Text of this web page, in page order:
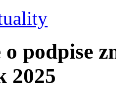
o podpise
2025